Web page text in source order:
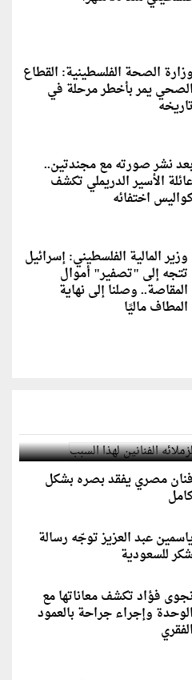
وزارة الصحة الفلسطينية: القطاع
الصحي يمر بأخطر مرحلة في
تاريخه
نشر صورته مع مجندتين..
الأسير الدريملي تكشف
اختفائه
وزير المالية الفلسطيني: إسرائيل
تتجه إلى "تصفير" أموال
المقاصة.. وصلنا إلى نهاية
المطاف ماليًا
الفنانين لهذا السبب
فنان مصري يفقد بصره بشكل
عبد العزيز توجّه رسالة
للسعودية
فؤاد تكشف معاناتها مع
الوحدة وإجراء جراحة بالعمود
الفقري